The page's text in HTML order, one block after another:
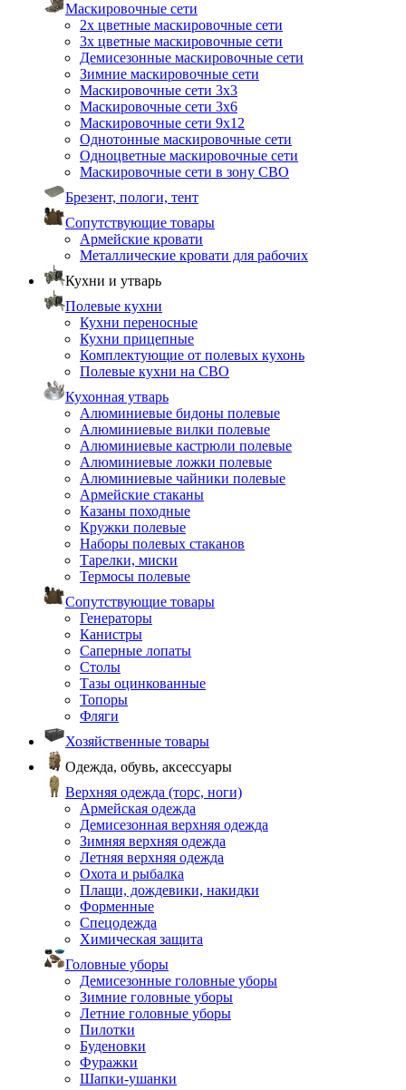
Маскировочные сети
2х цветные маскировочные сети
3х цветные маскировочные сети
Демисезонные маскировочные сети
Зимние маскировочные сети
Маскировочные сети 3х3
Маскировочные сети 3х6
Маскировочные сети 9х12
Однотонные маскировочные сети
Одноцветные маскировочные сети
Маскировочные сети в зону СВО
Брезент, пологи, тент
Сопутствующие товары
Армейские кровати
Металлические кровати для рабочих
Кухни и утварь
Полевые кухни
Кухни переносные
Кухни прицепные
Комплектующие от полевых кухонь
Полевые кухни на СВО
Кухонная утварь
Алюминиевые бидоны полевые
Алюминиевые вилки полевые
Алюминиевые кастрюли полевые
Алюминиевые ложки полевые
Алюминиевые чайники полевые
Армейские стаканы
Казаны походные
Кружки полевые
Наборы полевых стаканов
Тарелки, миски
Термосы полевые
Сопутствующие товары
Генераторы
Канистры
Саперные лопаты
Столы
Тазы оцинкованные
Топоры
Фляги
Хозяйственные товары
Одежда, обувь, аксессуары
Верхняя одежда (торс, ноги)
Армейская одежда
Демисезонная верхняя одежда
Зимняя верхняя одежда
Летняя верхняя одежда
Охота и рыбалка
Плащи, дождевики, накидки
Форменные
Спецодежда
Химическая защита
Головные уборы
Демисезонные головные уборы
Зимние головные уборы
Летние головные уборы
Пилотки
Буденовки
Фуражки
Шапки-ушанки